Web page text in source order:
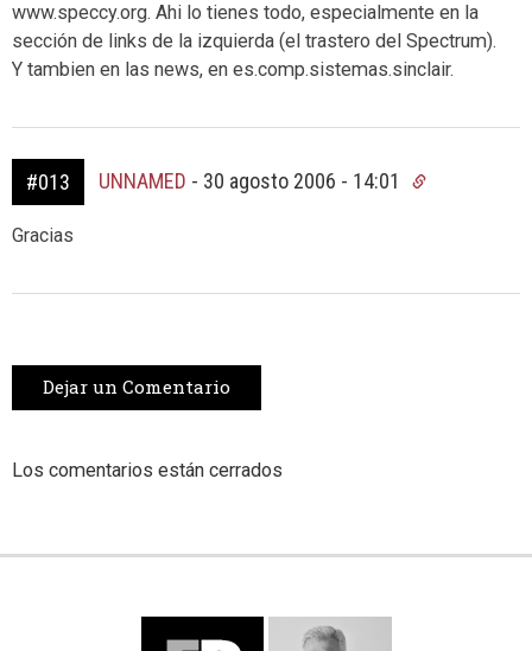
www.speccy.org. Ahi lo tienes todo, especialmente en la
sección de links de la izquierda (el trastero del Spectrum).
Y tambien en las news, en es.comp.sistemas.sinclair.
#013 UNNAMED - 30 agosto 2006 - 14:01
Gracias
Dejar un Comentario
Los comentarios están cerrados